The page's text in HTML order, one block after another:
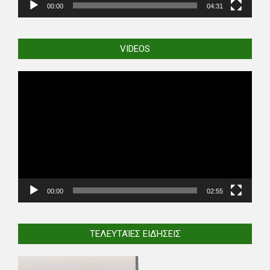
00:00 04:31
VIDEOS
00:00 02:55
ΤΕΛΕΥΤΑΊΕΣ ΕΙΔΉΣΕΙΣ